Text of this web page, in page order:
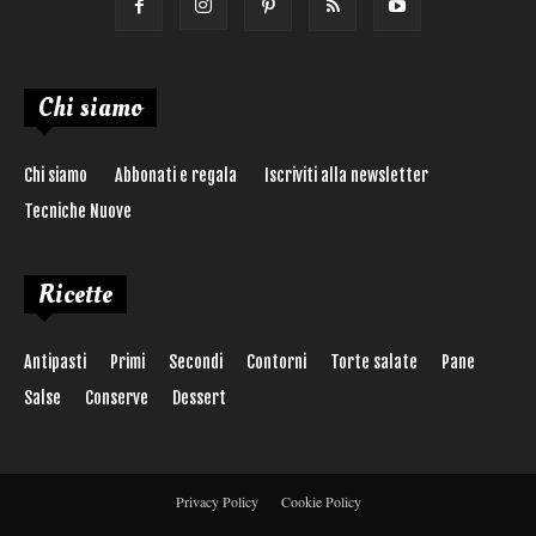
Chi siamo
Chi siamo Abbonati e regala
Iscriviti alla newsletter
Tecniche Nuove
Ricette
Antipasti Primi Secondi Contorni Torte salate
Pane
Salse
Conserve Dessert
Privacy Policy Cookie Policy